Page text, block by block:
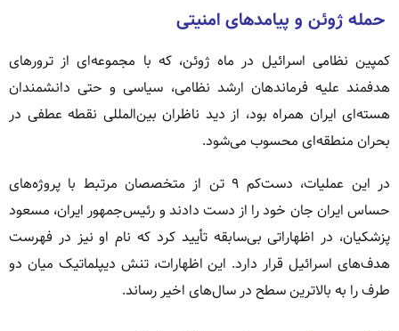
حمله ژوئن و پیامدهای امنیتی
کمپین نظامی اسرائیل در ماه ژوئن، که با مجموعه‌ای از ترورهای
هدفمند علیه فرماندهان ارشد نظامی، سیاسی و حتی دانشمندان
هسته‌ای ایران همراه بود، از دید ناظران بین‌المللی نقطه عطفی در
بحران منطقه‌ای محسوب می‌شود.
در این عملیات، دست‌کم ۹ تن از متخصصان مرتبط با پروژه‌های
حساس ایران جان خود را از دست دادند و رئیس‌جمهور ایران، مسعود
پزشکیان، در اظهاراتی بی‌سابقه تأیید کرد که نام او نیز در فهرست
هدف‌های اسرائیل قرار دارد. این اظهارات، تنش دیپلماتیک میان دو
طرف را به بالاترین سطح در سال‌های اخیر رساند.